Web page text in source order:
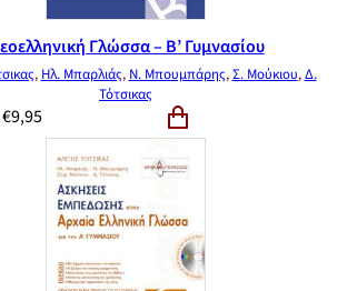
Γλώσσα – Β’ Γυμνασίου
, Ηλ. Μπαρλιάς, Ν. Μπουμπάρης,Σ. Μούκιου,Δ.
Τότσικας
€9,95